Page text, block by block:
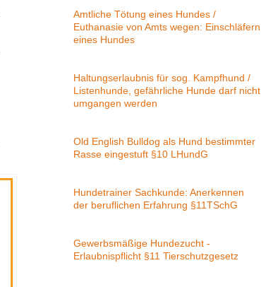
Amtliche Tötung eines Hundes /
Euthanasie von Amts wegen: Einschläfern
eines Hundes
Haltungserlaubnis für sog. Kampfhund /
Listenhunde, gefährliche Hunde darf nicht
umgangen werden
Old English Bulldog als Hund bestimmter
Rasse eingestuft §10 LHundG
Hundetrainer Sachkunde: Anerkennen
der beruflichen Erfahrung §11TSchG
Gewerbsmäßige Hundezucht -
Erlaubnispflicht §11 Tierschutzgesetz